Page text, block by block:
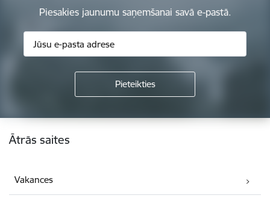
Piesakies jaunumu saņemšanai savā e-pastā.
Kājene
Ātrās saites
Vakances